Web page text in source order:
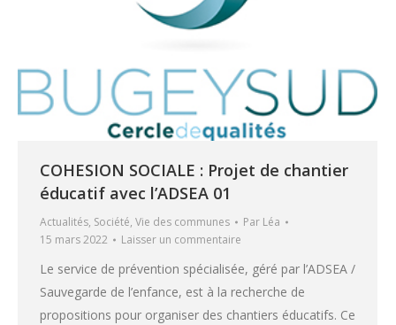
COHESION SOCIALE : Projet de chantier
éducatif avec l’ADSEA 01
Actualités, Société, Vie des communes Par Léa
15 mars 2022
Laisser un commentaire
Le service de prévention spécialisée, géré par l’ADSEA /
Sauvegarde de l’enfance, est à la recherche de
propositions pour organiser des chantiers éducatifs. Ce